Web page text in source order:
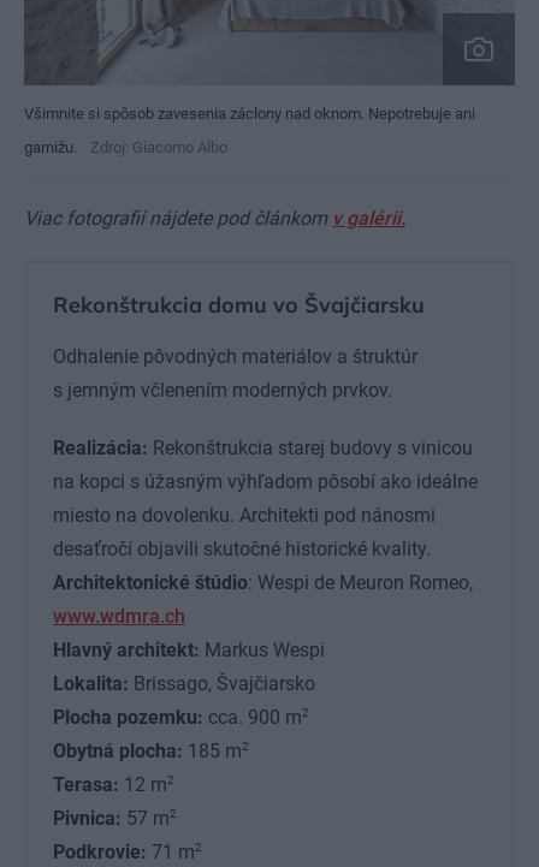
Všimnite si spôsob zavesenia záclony nad oknom. Nepotrebuje ani
garnižu.
Zdroj: Giacomo Albo
Viac fotografií nájdete pod článkom v galérii.
Rekonštrukcia domu vo Švajčiarsku
Odhalenie pôvodných materiálov a štruktúr
s jemným včlenením moderných prvkov.
Realizácia: Rekonštrukcia starej budovy s vinicou
na kopci s úžasným výhľadom pôsobí ako ideálne
miesto na dovolenku. Architekti pod nánosmi
desaťročí objavili skutočné historické kvality.
Architektonické štúdio: Wespi de Meuron Romeo,
www.wdmra.ch
Hlavný architekt: Markus Wespi
Lokalita: Brissago, Švajčiarsko
Plocha pozemku: cca. 900 m2
Obytná plocha: 185 m2
Terasa: 12 m2
Pivnica: 57 m2
Podkrovie: 71 m2